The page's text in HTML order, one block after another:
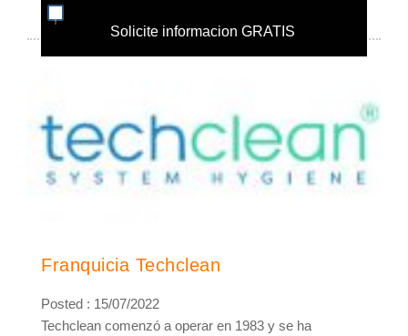
Solicite informacion GRATIS
Franquicia Techclean
Posted : 15/07/2022
Techclean comenzó a operar en 1983 y se ha